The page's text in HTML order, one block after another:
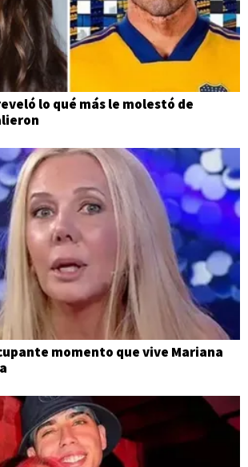
lo qué más le molestó de
momento que vive Mariana